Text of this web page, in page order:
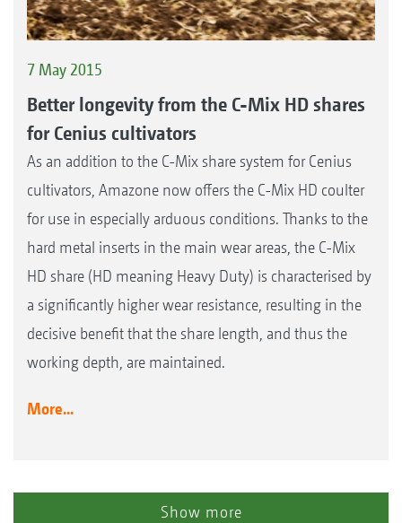
7 May 2015
Better longevity from the C-Mix HD shares
for Cenius cultivators
As an addition to the C-Mix share system for Cenius
cultivators, Amazone now offers the C-Mix HD coulter
for use in especially arduous conditions. Thanks to the
hard metal inserts in the main wear areas, the C-Mix
HD share (HD meaning Heavy Duty) is characterised by
a significantly higher wear resistance, resulting in the
decisive benefit that the share length, and thus the
working depth, are maintained.
More...
Show more